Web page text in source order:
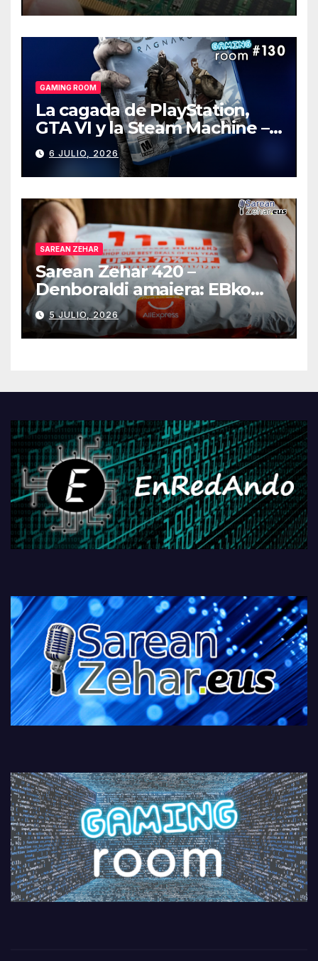
GAMING ROOM
La cagada de PlayStation,
GTA VI y la Steam Machine –
Gaming Room #130
6 JULIO, 2026
SAREAN ZEHAR
Sarean Zehar 420 –
Denboraldi amaiera: EBko
muga-zerga berriak
AliExpressi, AEBetako AAren
kontrola, Googleri behin
PlayStationeko bideojoko
5 JULIO, 2026